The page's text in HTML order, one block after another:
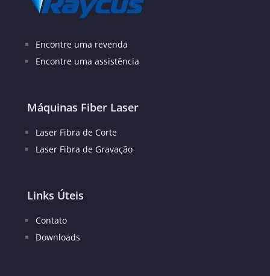
Encontre uma revenda
Encontre uma assistência
Máquinas Fiber Laser
Laser Fibra de Corte
Laser Fibra de Gravação
Links Úteis
Contato
Downloads